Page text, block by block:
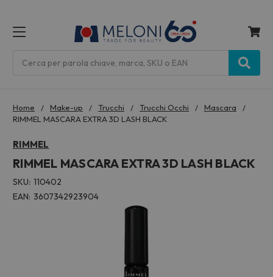
Home Make-up Trucchi Trucchi Occhi
Mascara
RIMMEL MASCARA EXTRA 3D LASH BLACK
RIMMEL
RIMMEL MASCARA EXTRA 3D LASH BLACK
SKU: 110402
EAN: 3607342923904